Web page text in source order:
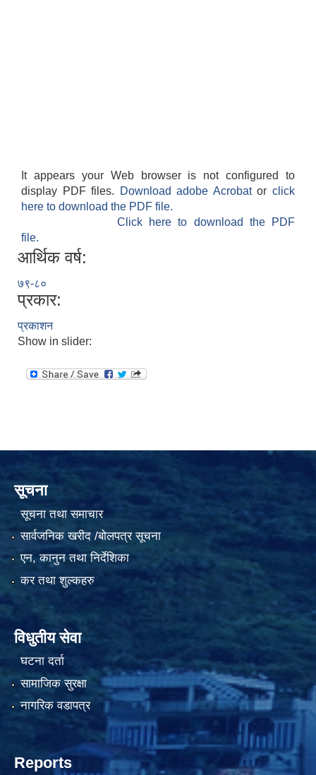
It appears your Web browser is not configured to
display PDF files.
Download adobe Acrobatorclick
here to download the PDF file.
Click here to download the PDF
file.
आर्थिक वर्ष:
७९-८०
प्रकार:
प्रकाशन
Show in slider:
सूचना
सूचना तथा समाचार
सार्वजनिक खरीद /बोलपत्र सूचना
एन, कानुन तथा निर्देशिका
कर तथा शुल्कहरु
विधुतीय सेवा
घटना दर्ता
सामाजिक सुरक्षा
नागरिक वडापत्र
Reports